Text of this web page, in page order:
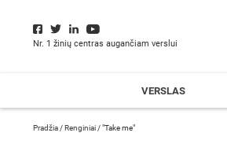
Nr. 1 žinių centras augančiam verslui
VERSLAS
Pradžia /Renginiai /"Take me"